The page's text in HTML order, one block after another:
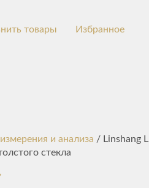
товары Избранное
и анализа / Linshang
стекла